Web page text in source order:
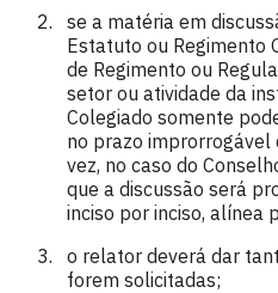
se a matéria em
Estatuto ou Regimento
de Regimento ou
setor ou atividade da
Colegiado somente
no prazo
vez, no caso do
que a discussão será
inciso por inciso, alínea
o relator deverá dar
forem solicitadas;